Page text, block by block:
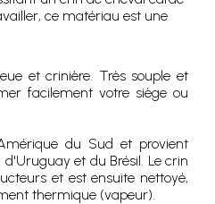
ce matériau est une
et crinière. Très souple et
facilement votre siège ou
du Sud et provient
et du Brésil. Le crin
et est ensuite nettoyé,
thermique (vapeur).